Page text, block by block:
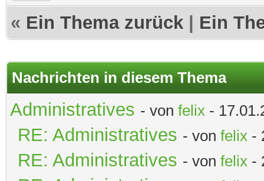
« Ein Thema zurück Ein
Nachrichten in diesem Thema
Administratives - von felix -
RE: Administratives - von felix -
RE: Administratives - von felix -